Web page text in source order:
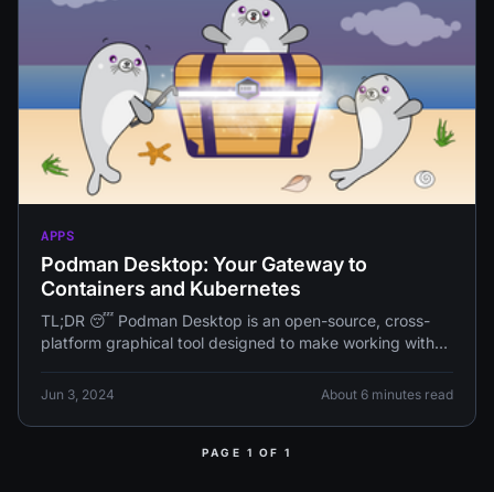
APPS
Podman Desktop: Your Gateway to
Containers and Kubernetes
TL;DR 😴 Podman Desktop is an open-source, cross-
platform graphical tool designed to make working with
Jun 3, 2024 About 6 minutes read
PAGE 1 OF 1